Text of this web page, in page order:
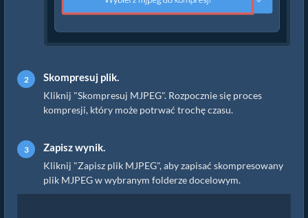
Skompresuj plik.
Kliknij "Skompresuj MJPEG". Rozpocznie się proces
kompresji, który może potrwać trochę czasu.
Zapisz wynik.
Kliknij "Zapisz plik MJPEG", aby zapisać skompresowany
plik MJPEG w wybranym folderze docelowym.